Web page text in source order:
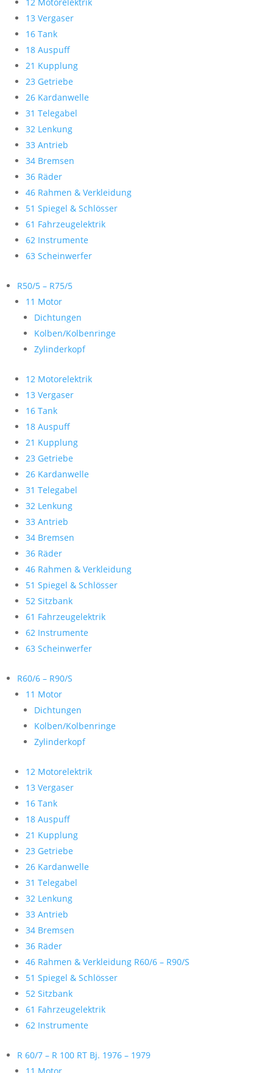
13 Vergaser
16 Tank
18 Auspuff
21 Kupplung
23 Getriebe
26 Kardanwelle
31 Telegabel
32 Lenkung
33 Antrieb
34 Bremsen
36 Räder
46 Rahmen & Verkleidung
51 Spiegel & Schlösser
61 Fahrzeugelektrik
62 Instrumente
63 Scheinwerfer
R50/5 – R75/5
11 Motor
Dichtungen
Kolben/Kolbenringe
Zylinderkopf
12 Motorelektrik
13 Vergaser
16 Tank
18 Auspuff
21 Kupplung
23 Getriebe
26 Kardanwelle
31 Telegabel
32 Lenkung
33 Antrieb
34 Bremsen
36 Räder
46 Rahmen & Verkleidung
51 Spiegel & Schlösser
52 Sitzbank
61 Fahrzeugelektrik
62 Instrumente
63 Scheinwerfer
R60/6 – R90/S
11 Motor
Dichtungen
Kolben/Kolbenringe
Zylinderkopf
12 Motorelektrik
13 Vergaser
16 Tank
18 Auspuff
21 Kupplung
23 Getriebe
26 Kardanwelle
31 Telegabel
32 Lenkung
33 Antrieb
34 Bremsen
36 Räder
46 Rahmen & Verkleidung R60/6 – R90/S
51 Spiegel & Schlösser
52 Sitzbank
61 Fahrzeugelektrik
62 Instrumente
R 60/7 – R 100 RT Bj. 1976 – 1979